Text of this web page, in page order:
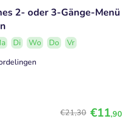
2- oder 3-Gänge-Menü
Di Wo Do
Vr
€21,30 €11,90